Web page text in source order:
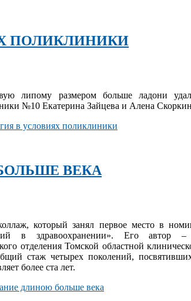
ПОЛИКЛИНИКИ
липому размером больше ладони
№10 Екатерина Зайцева и Алена
в условиях поликлиники
ВЕКА
который занял первое место в
в здравоохранении». Его автор –
отделения Томской областной
стаж четырех поколений,
более ста лет.
длиною больше века